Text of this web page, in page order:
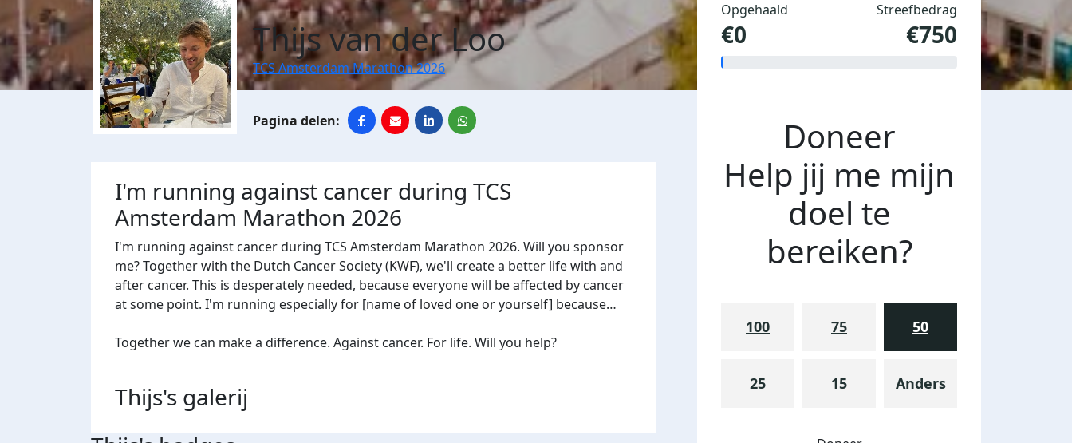
Thijs van der Loo
TCS Amsterdam Marathon 2026
I'm running against cancer during TCS
Amsterdam Marathon 2026
I'm running against cancer during TCS Amsterdam Marathon 2026. Will you sponsor
me? Together with the Dutch Cancer Society (KWF), we'll create a better life with and
after cancer. This is desperately needed, because everyone will be affected by cancer
at some point. I'm running especially for [name of loved one or yourself] because…
Together we can make a difference. Against cancer. For life. Will you help?
Thijs's galerij
Opgehaald
€0
Streefbedrag
€750
Doneer
Help jij me mijn
doel te
bereiken?
100 75 50
25 15 Anders